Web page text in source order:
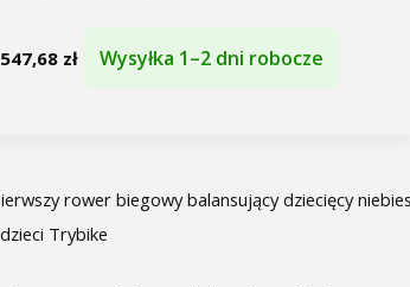
547,68 zł Wysyłka 1–2 dni robocze